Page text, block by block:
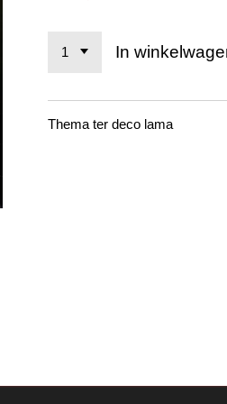
In
Thema ter deco lama